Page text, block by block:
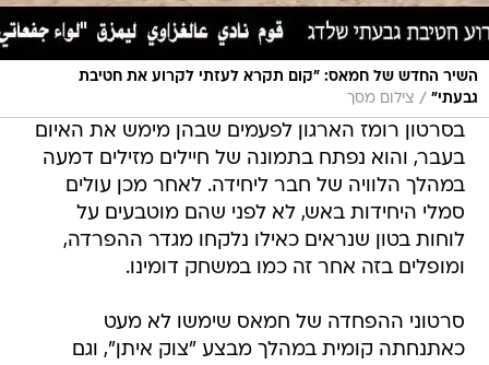
השיר החדש של חמאס: "קום תקרא לעזתי לקרוע את חטיבת
גבעתי" / צילום מסך
בסרטון רומז הארגון לפעמים שבהן מימש את האיום
בעבר, והוא נפתח בתמונה של חיילים מזילים דמעה
במהלך הלוויה של חבר ליחידה. לאחר מכן עולים
סמלי היחידות באש, לא לפני שהם מוטבעים על
לוחות בטון שנראים כאילו נלקחו מגדר ההפרדה,
ומופלים בזה אחר זה כמו במשחק דומינו.
סרטוני ההפחדה של חמאס שימשו לא מעט
כאתנחתה קומית במהלך מבצע "צוק איתן", וגם